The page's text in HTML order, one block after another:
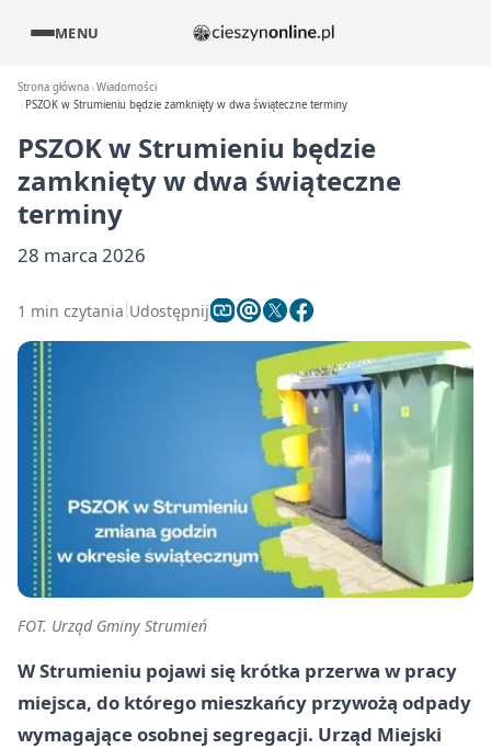
MENU
Strona główna Wiadomości
PSZOK w Strumieniu będzie zamknięty w dwa świąteczne terminy
PSZOK w Strumieniu będzie
zamknięty w dwa świąteczne
terminy
28 marca 2026
1 min czytania Udostępnij
FOT. Urząd Gminy Strumień
W Strumieniu pojawi się krótka przerwa w pracy
miejsca, do którego mieszkańcy przywożą odpady
wymagające osobnej segregacji. Urząd Miejski